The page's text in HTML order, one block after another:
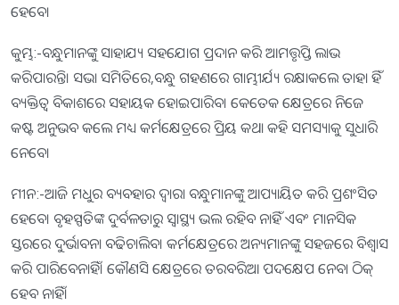
ହେବେ।
କୁମ୍ଭ:-ବନ୍ଧୁମାନଙ୍କୁ ସାହାଯ୍ୟ ସହଯୋଗ ପ୍ରଦାନ କରି ଆମତ୍ତୃପ୍ତି ଲାଭ
କରିପାରନ୍ତି। ସଭା ସମିତିରେ,ବନ୍ଧୁ ଗହଣରେ ଗାମ୍ଭୀର୍ଯ୍ୟ ରକ୍ଷାକଲେ ତାହା ହିଁ
ବ୍ୟକ୍ତିତ୍ୱ ବିକାଶରେ ସହାୟକ ହୋଇପାରିବ। କେତେକ କ୍ଷେତ୍ରରେ ନିଜେ
କଷ୍ଟ ଅନୁଭବ କଲେ ମଧ୍ୟ କର୍ମକ୍ଷେତ୍ରରେ ପ୍ରିୟ କଥା କହି ସମସ୍ୟାକୁ ସୁଧାରି
ନେବେ।
ମୀନ:-ଆଜି ମଧୁର ବ୍ୟବହାର ଦ୍ୱାରା ବନ୍ଧୁମାନଙ୍କୁ ଆପ୍ୟାୟିତ କରି ପ୍ରଶଂସିତ
ହେବେ। ବୃହସ୍ପତିଙ୍କ ଦୁର୍ବଳତାରୁ ସ୍ବାସ୍ଥ୍ୟ ଭଲ ରହିବ ନାହିଁ ଏବଂ ମାନସିକ
ସ୍ତରରେ ଦୁର୍ଭାବନା ବଢିଚାଲିବ। କର୍ମକ୍ଷେତ୍ରରେ ଅନ୍ୟମାନଙ୍କୁ ସହଜରେ ବିଶ୍ୱାସ
କରି ପାରିବେନାହିଁ। କୌଣସି କ୍ଷେତ୍ରରେ ତରବରିଆ ପଦକ୍ଷେପ ନେବା ଠିକ୍‌
ହେବ ନାହିଁ।